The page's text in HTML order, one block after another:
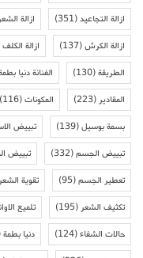
ازالة التجاعيد(351) ازالة
ازالة الكرش(137) ازالة الكلف
الطريقة(130) الفنانة دنيا
المقادير(223) المكونات(116)
بسمة بوسيل(139) تبييض
تبييض الجسم(332) تبييض
تعطير الجسم(95) تقوية
تكثيف الشعر(195) تلميع
حالات الشفاء(124) دنيا بطمة